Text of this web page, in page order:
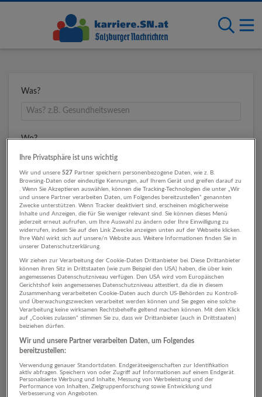
Was?
Wo?
Umkreis
1 Pädagogik, Bildung,
Kinderbetreuung IT-
Dienstleistungen
Ihre Privatsphäre ist uns wichtig
Wir und unsere 527 Partner speichern personenbezogene Daten, wie z. B.
Browsing-Daten oder eindeutige Kennungen, auf Ihrem Gerät und greifen darauf zu
. Wenn Sie Akzeptieren auswählen, können die Tracking-Technologien die unter „Wir
und unsere Partner verarbeiten Daten, um Folgendes bereitzustellen“ genannten
Zwecke unterstützen. Wenn Tracker deaktiviert sind, erscheinen möglicherweise
Inhalte und Anzeigen, die für Sie weniger relevant sind. Sie können dieses Menü
jederzeit erneut aufrufen, um Ihre Auswahl zu ändern oder Ihre Einwilligung zu
widerrufen, indem Sie auf den Link Zwecke anzeigen unten auf der Webseite klicken.
Ihre Wahl wirkt sich auf unsere/n Website aus. Weitere Informationen finden Sie in
unserer Datenschutzerklärung.
Wir ziehen zur Verarbeitung der Cookie-Daten Drittanbieter bei. Diese Drittanbieter
können ihren Sitz in Drittstaaten (wie zum Beispiel den USA) haben, die über kein
angemessenes Datenschutzniveau verfügen. Den USA wird vom Europäischen
Gerichtshof kein angemessenes Datenschutzniveau attestiert, da die in diesem
Zusammenhang verarbeiteten Cookie-Daten auch durch US-Behörden zu Kontroll-
und Überwachungszwecken verarbeitet werden können und Sie gegen eine solche
Verarbeitung keine wirksamen Rechtsbehelfe geltend machen können. Mit dem Klick
auf „Cookies zulassen“ stimmen Sie zu, dass wir Drittanbieter (auch in Drittstaaten)
beiziehen dürfen.
Wir und unsere Partner verarbeiten Daten, um Folgendes
bereitzustellen:
Verwendung genauer Standortdaten. Endgeräteeigenschaften zur Identifikation
aktiv abfragen. Speichern von oder Zugriff auf Informationen auf einem Endgerät.
Personalisierte Werbung und Inhalte, Messung von Werbeleistung und der
Performance von Inhalten, Zielgruppenforschung sowie Entwicklung und
Verbesserung von Angeboten.